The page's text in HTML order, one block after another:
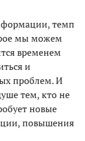
темп
мы можем
временем
и
проблем. И
тем, кто не
новые
повышения